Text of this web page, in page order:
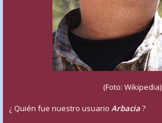
(Foto: Wikipedia)
¿ Quién fue nuestro usuario Arbacia?